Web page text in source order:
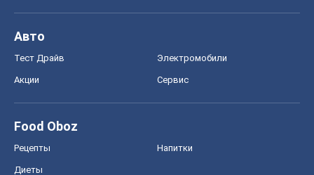
Авто
Тест Драйв Электромобили
Акции Сервис
Food Oboz
Рецепты Напитки
Диеты